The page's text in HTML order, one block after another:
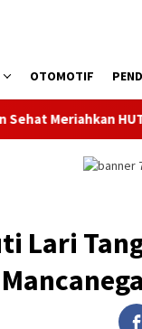
OTOMOTIF
HUT RI, Wabup
Lari